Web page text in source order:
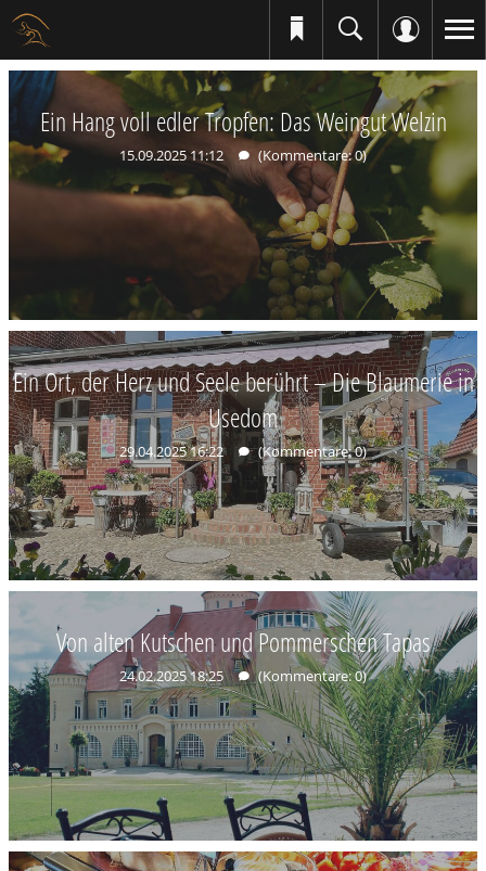
Ein Hang voll edler Tropfen: Das Weingut Welzin
15.09.2025 11:12 (Kommentare: 0)
Ein Ort, der Herz und Seele berührt – Die Blaumerie in
Usedom
29.04.2025 16:22 (Kommentare: 0)
Von alten Kutschen und Pommerschen Tapas
24.02.2025 18:25 (Kommentare: 0)